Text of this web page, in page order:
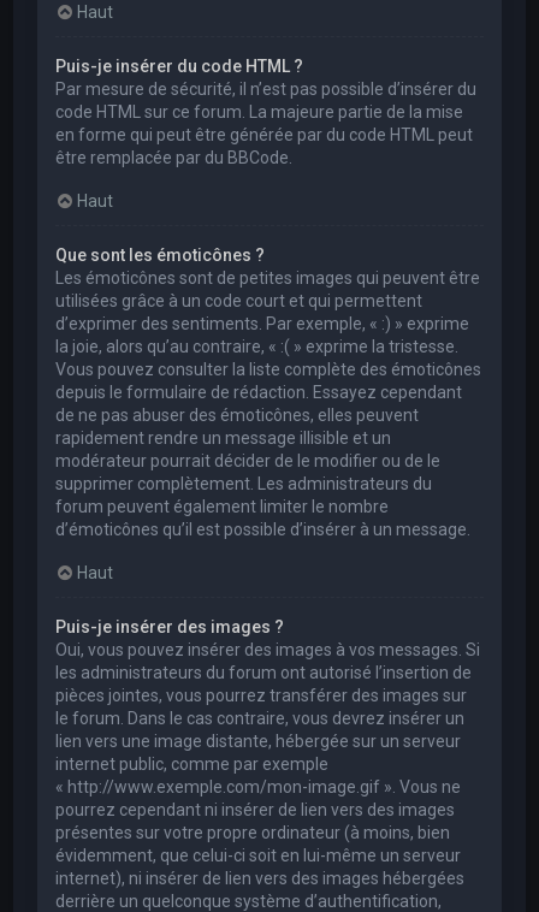
Haut
Puis-je insérer du code HTML ?
Par mesure de sécurité, il n’est pas possible d’insérer du
code HTML sur ce forum. La majeure partie de la mise
en forme qui peut être générée par du code HTML peut
être remplacée par du BBCode.
Haut
Que sont les émoticônes ?
Les émoticônes sont de petites images qui peuvent être
utilisées grâce à un code court et qui permettent
d’exprimer des sentiments. Par exemple, « :) » exprime
la joie, alors qu’au contraire, « :( » exprime la tristesse.
Vous pouvez consulter la liste complète des émoticônes
depuis le formulaire de rédaction. Essayez cependant
de ne pas abuser des émoticônes, elles peuvent
rapidement rendre un message illisible et un
modérateur pourrait décider de le modifier ou de le
supprimer complètement. Les administrateurs du
forum peuvent également limiter le nombre
d’émoticônes qu’il est possible d’insérer à un message.
Haut
Puis-je insérer des images ?
Oui, vous pouvez insérer des images à vos messages. Si
les administrateurs du forum ont autorisé l’insertion de
pièces jointes, vous pourrez transférer des images sur
le forum. Dans le cas contraire, vous devrez insérer un
lien vers une image distante, hébergée sur un serveur
internet public, comme par exemple
« http://www.exemple.com/mon-image.gif ». Vous ne
pourrez cependant ni insérer de lien vers des images
présentes sur votre propre ordinateur (à moins, bien
évidemment, que celui-ci soit en lui-même un serveur
internet), ni insérer de lien vers des images hébergées
derrière un quelconque système d’authentification,